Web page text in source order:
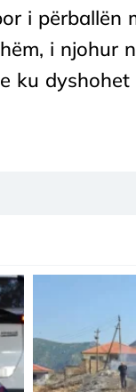
i përballën
i njohur
ku